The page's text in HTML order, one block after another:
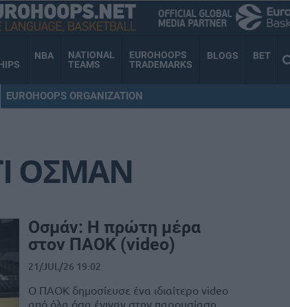
NBA
NATIONAL
TEAMS
EUROHOOPS
TRADEMARKS
BLOGS BET
EUROHOOPS ORGANIZATION
ΟΣΜΑΝ
Οσμάν: Η πρώτη μέρα
στον ΠΑΟΚ (video)
21/JUL/26 19:02
Ο ΠΑΟΚ δημοσίευσε ένα ιδιαίτερο video
από όλα όσα έγιναν στην παρουσίαση